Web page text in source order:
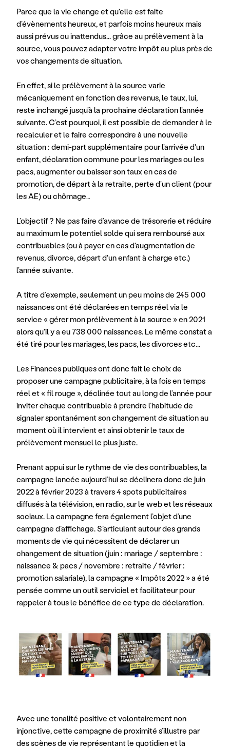
Parce que la vie change et qu'elle est faite
d’évènements heureux, et parfois moins heureux mais
aussi prévus ou inattendus... grâce au prélèvement à la
source, vous pouvez adapter votre impôt au plus près de
vos changements de situation.
En effet, si le prélèvement à la source varie
mécaniquement en fonction des revenus, le taux, lui,
reste inchangé jusqu’à la prochaine déclaration l'année
suivante. C’est pourquoi, il est possible de demander à le
recalculer et le faire correspondre à une nouvelle
situation : demi-part supplémentaire pour l'arrivée d'un
enfant, déclaration commune pour les mariages ou les
pacs, augmenter ou baisser son taux en cas de
promotion, de départ à la retraite, perte d'un client (pour
les AE) ou chômage…
L’objectif ? Ne pas faire d’avance de trésorerie et réduire
au maximum le potentiel solde qui sera remboursé aux
contribuables (ou à payer en cas d'augmentation de
revenus, divorce, départ d'un enfant à charge etc.)
l’année suivante.
A titre d’exemple, seulement un peu moins de 245 000
naissances ont été déclarées en temps réel via le
service « gérer mon prélèvement à la source » en 2021
alors qu'il y a eu 738 000 naissances. Le même constat a
été tiré pour les mariages, les pacs, les divorces etc...
Les Finances publiques ont donc fait le choix de
proposer une campagne publicitaire, à la fois en temps
réel et « fil rouge », déclinée tout au long de l’année pour
inviter chaque contribuable à prendre l’habitude de
signaler spontanément son changement de situation au
moment où il intervient et ainsi obtenir le taux de
prélèvement mensuel le plus juste.
Prenant appui sur le rythme de vie des contribuables, la
campagne lancée aujourd’hui se déclinera donc de juin
2022 à février 2023 à travers 4 spots publicitaires
diffusés à la télévision, en radio, sur le web et les réseaux
sociaux. La campagne fera également l’objet d’une
campagne d’affichage. S’articulant autour des grands
moments de vie qui nécessitent de déclarer un
changement de situation (juin : mariage / septembre :
naissance & pacs / novembre : retraite / février :
promotion salariale), la campagne « Impôts 2022 » a été
pensée comme un outil serviciel et facilitateur pour
rappeler à tous le bénéfice de ce type de déclaration.
Avec une tonalité positive et volontairement non
injonctive, cette campagne de proximité s’illustre par
des scènes de vie représentant le quotidien et la